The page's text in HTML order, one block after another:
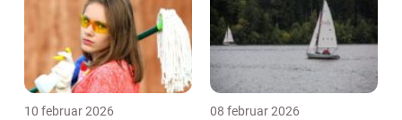
10 februar 2026 08 februar 2026